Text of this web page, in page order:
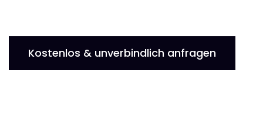
Kostenlos & unverbindlich anfragen